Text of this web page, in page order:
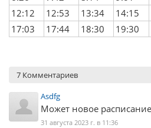
12:12
12:53 13:34 14:15
17:03
17:44 18:30 19:30
7 Комментариев
Asdfg
Может новое расписание
31 августа 2023 г. в 11:36